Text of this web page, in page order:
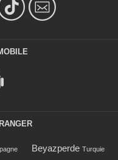
Beyazperde Turquie